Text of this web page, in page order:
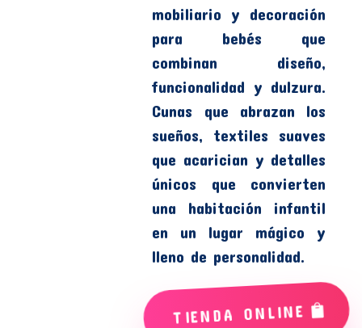
mobiliario y decoración
para bebés que
combinan diseño,
funcionalidad y dulzura.
Cunas que abrazan los
sueños, textiles suaves
que acarician y detalles
únicos que convierten
una habitación infantil
en un lugar mágico y
lleno de personalidad.
TIENDA ONLINE